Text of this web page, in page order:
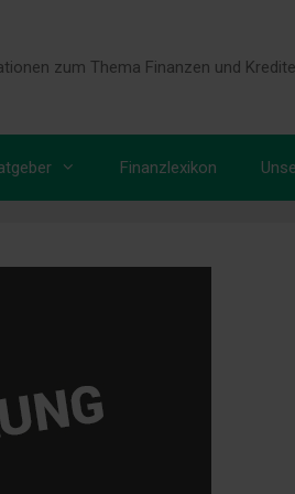
zum Thema Finanzen und Kredite
Finanzlexikon